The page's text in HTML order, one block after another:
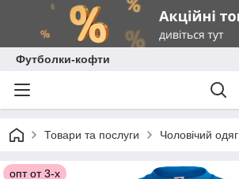
Футболки-кофти
Товари та послуги Чоловічий одяг
опт от 3-х